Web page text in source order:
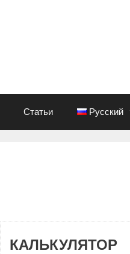
Статьи Русский
КАЛЬКУЛЯТОР